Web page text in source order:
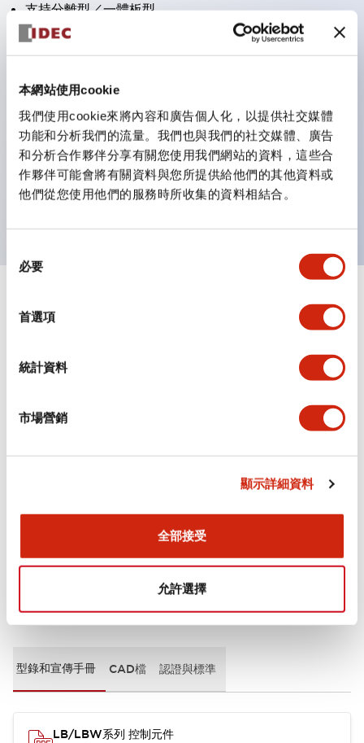
本網站使用cookie
我們使用cookie來將內容和廣告個人化，以提供社交媒體
功能和分析我們的流量。我們也與我們的社交媒體、廣告
和分析合作夥伴分享有關您使用我們網站的資料，這些合
作夥伴可能會將有關資料與您所提供給他們的其他資料或
他們從您使用他們的服務時所收集的資料相結合。
必要
首選項
統計資料
市場營銷
顯示詳細資料
全部接受
允許選擇
支持分離型／一體板型
豐富的顏色變化
也提供可標記的照光鏡片類型（非照光）
提供2檔、3檔、照光型、帶鎖選擇開關以及蜂鳴器、撥
桿開關等
優異的防水性能。保護結構IP65
按鈕開關、選擇開關、帶鎖選擇開關最大支持3c接點。
LED照光帶來明亮且鮮明的照光面
可用專用配件輕鬆更換為Φ22閃光輪廓型
規格 顯示全部+
環境規範
安裝和安裝規範
文件和檔案
型錄和宣傳手冊 CAD檔 認證與標準
LB/LBW系列 控制元件